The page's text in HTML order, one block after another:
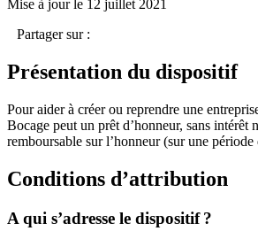
Mise à jour le 12 juillet 2021
Partager sur :
Présentation du dispositif
Pour aider à créer ou reprendre une
Bocage peut un prêt d’honneur, sans intérêt
remboursable sur l’honneur (sur une période
Conditions d’attribution
A qui s’adresse le dispositif ?